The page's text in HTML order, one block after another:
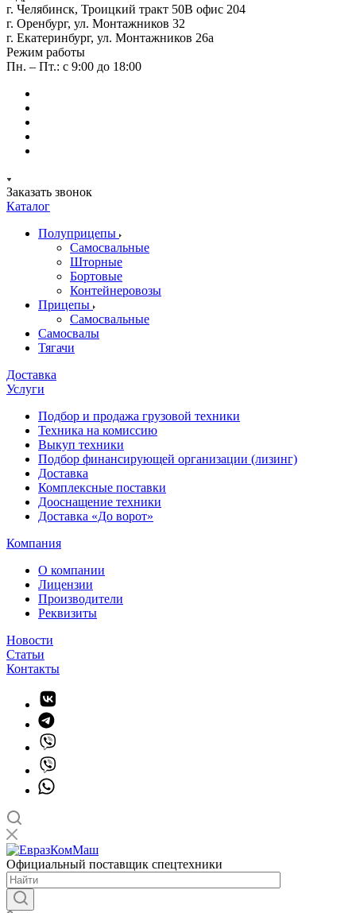
г. Челябинск, Троицкий тракт 50В офис 204
г. Оренбург, ул. Монтажников 32
г. Екатеринбург, ул. Монтажников 26а
Режим работы
Пн. – Пт.: с 9:00 до 18:00
Заказать звонок
Каталог
Полуприцепы
Самосвальные
Шторные
Бортовые
Контейнеровозы
Прицепы
Самосвальные
Самосвалы
Тягачи
Доставка
Услуги
Подбор и продажа грузовой техники
Техника на комиссию
Выкуп техники
Подбор финансирующей организации (лизинг)
Доставка
Комплексные поставки
Дооснащение техники
Доставка «До ворот»
Компания
О компании
Лицензии
Производители
Реквизиты
Новости
Статьи
Контакты
Официальный поставщик спецтехники